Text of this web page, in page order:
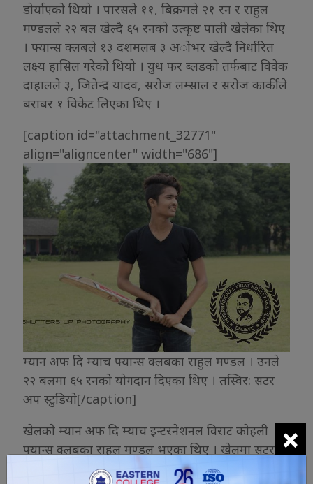
डाेर्याएकाे थियाे । पारसले ११, बिक्रमले २१ रन र राहुल
मण्डलले २२ बल खेल्दै ६५ रनकाे उत्कृष्ट पाली खेलेका थिए
। फ्यान्स क्लबले १३ दशमलब ३ अाेभर खेल्दै निर्धारित
लक्ष्य हासिल गरेकाे थियाे । युथ फर ब्लडकाे तर्फबाट विवेक
दाहालले ३, जितेन्द्र यादव, सराेज लम्साल र सराेज कार्कीले
बराबर १ विकेट लिएका थिए ।
[caption id="attachment_32771"
align="aligncenter" width="686"]
म्यान अफ दि म्याच फ्यान्स क्लबका राहुल मण्डल । उनले
२२ बलमा ६५ रनकाे याेगदान दिएका थिए । तस्विर: सटर
अप स्टुडियाे[/caption]
खेलकाे म्यान अफ दि म्याच इन्टरनेशनल विराट काेहली
फ्यान्स क्लबका राहुल मण्डल भएका थिए । खेलमा सटर
अप स्टुडियाेले अफिसियल फाेटाेग्राफी गरेकाे थियाे ।
×